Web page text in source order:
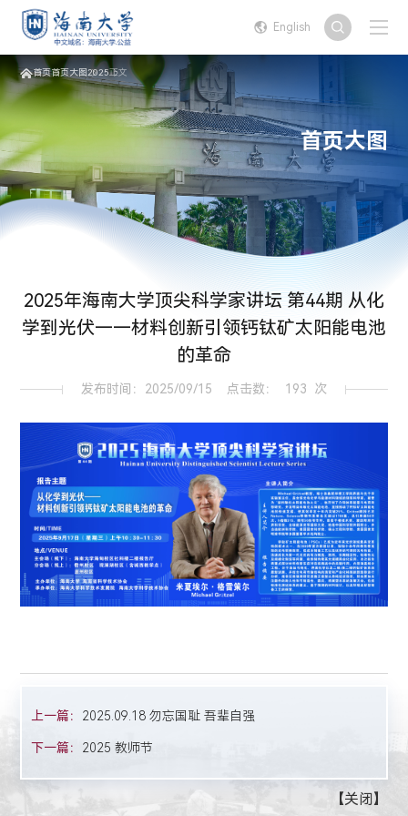
English
首页首页大图2025正文
首页大图
2025年海南大学顶尖科学家讲坛 第44期 从化
学到光伏——材料创新引领钙钛矿太阳能电池
的革命
发布时间：2025/09/15 点击数： 193 次
上一篇： 2025.09.18 勿忘国耻 吾辈自强
下一篇： 2025 教师节
【关闭 】